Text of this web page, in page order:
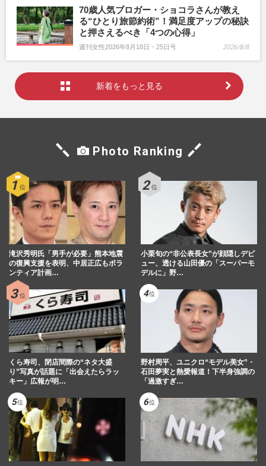
70歳人気ブロガー・ショコラさんが教え
る“ひとり旅節約術”！満足度アップの秘訣
と押さえるべき「4つの心得」
週刊女性2026年8月18日・25日号 2026/8/8
新着をもっと見る
Photo Ranking
滝沢秀明氏「男手が必要」熊本地震
の復興支援を表明、中居正広もボラ
ンティア計画…
小栗旬の“非公表長女”が顔隠しデビ
ュー、透ける山田優の「スーパーモ
デルに」野…
くら寿司、閉店間際の“ネタ大盛
り”写真が話題に「出会えたらラッ
キー」広報が明…
野村周平、ユニクロ“モデル美女”・
石田夢実と熱愛報道！下半身強調の
「過激すぎ…